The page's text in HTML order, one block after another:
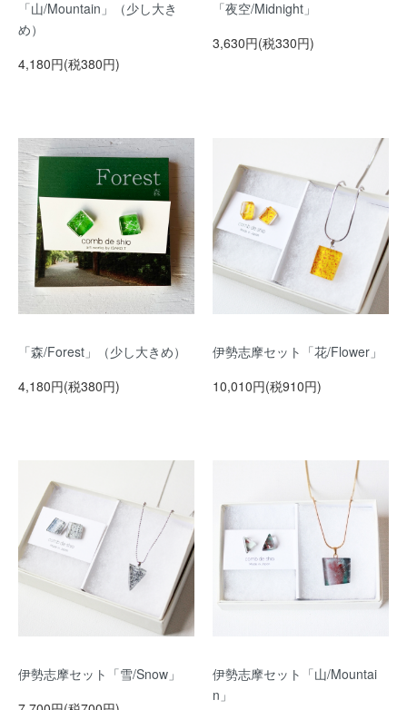
「山/Mountain」（少し大き
め）
4,180円(税380円)
「夜空/Midnight」
3,630円(税330円)
「森/Forest」（少し大きめ）
4,180円(税380円)
伊勢志摩セット「花/Flower」
10,010円(税910円)
伊勢志摩セット「雪/Snow」
伊勢志摩セット「山/Mountai
n」